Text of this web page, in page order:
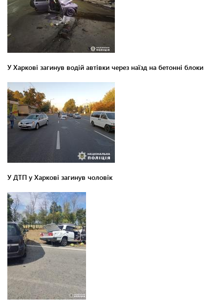
У Харкові загинув водій автівки через наїзд на бетонні блоки
У ДТП у Харкові загинув чоловік